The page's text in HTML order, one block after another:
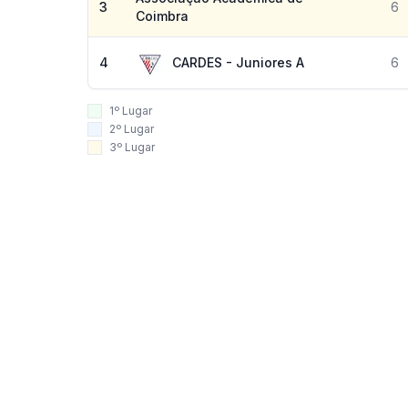
3
Coimbra
6
4 CARDES - Juniores A 6
1º Lugar
2º Lugar
3º Lugar